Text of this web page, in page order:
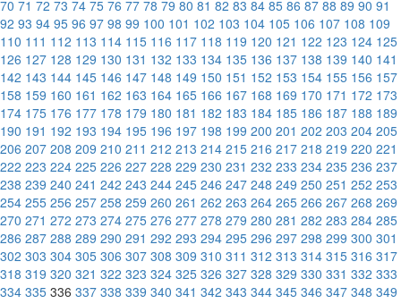
70 71 72 73 74 75 76 77 78 79 80 81 82 83 84 85 86 87 88 89 90 91
92 93 94 95 96 97 98 99 100 101 102 103 104 105 106 107 108 109
110 111 112 113 114 115 116 117 118 119 120 121 122 123 124 125
126 127 128 129 130 131 132 133 134 135 136 137 138 139 140 141
142 143 144 145 146 147 148 149 150 151 152 153 154 155 156 157
158 159 160 161 162 163 164 165 166 167 168 169 170 171 172 173
174 175 176 177 178 179 180 181 182 183 184 185 186 187 188 189
190 191 192 193 194 195 196 197 198 199 200 201 202 203 204 205
206 207 208 209 210 211 212 213 214 215 216 217 218 219 220 221
222 223 224 225 226 227 228 229 230 231 232 233 234 235 236 237
238 239 240 241 242 243 244 245 246 247 248 249 250 251 252 253
254 255 256 257 258 259 260 261 262 263 264 265 266 267 268 269
270 271 272 273 274 275 276 277 278 279 280 281 282 283 284 285
286 287 288 289 290 291 292 293 294 295 296 297 298 299 300 301
302 303 304 305 306 307 308 309 310 311 312 313 314 315 316 317
318 319 320 321 322 323 324 325 326 327 328 329 330 331 332 333
334 335 336 337 338 339 340 341 342 343 344 345 346 347 348 349